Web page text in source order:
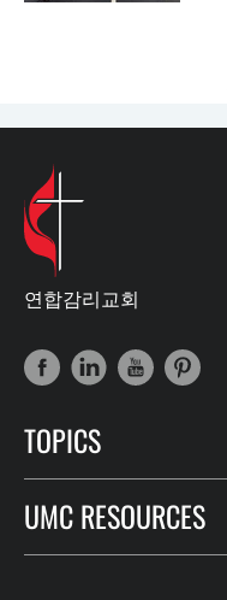
연합감리교회
TOPICS
UMC RESOURCES